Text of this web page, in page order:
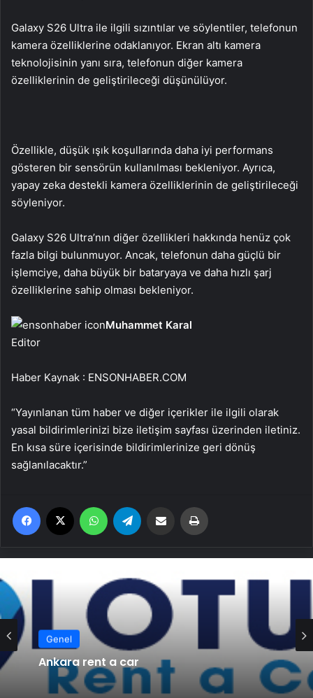
Galaxy S26 Ultra ile ilgili sızıntılar ve söylentiler, telefonun
kamera özelliklerine odaklanıyor. Ekran altı kamera
teknolojisinin yanı sıra, telefonun diğer kamera
özelliklerinin de geliştirileceği düşünülüyor.
Özellikle, düşük ışık koşullarında daha iyi performans
gösteren bir sensörün kullanılması bekleniyor. Ayrıca,
yapay zeka destekli kamera özelliklerinin de geliştirileceği
söyleniyor.
Galaxy S26 Ultra’nın diğer özellikleri hakkında henüz çok
fazla bilgi bulunmuyor. Ancak, telefonun daha güçlü bir
işlemciye, daha büyük bir bataryaya ve daha hızlı şarj
özelliklerine sahip olması bekleniyor.
Muhammet Karal
Editor
Haber Kaynak : ENSONHABER.COM
“Yayınlanan tüm haber ve diğer içerikler ile ilgili olarak
yasal bildirimlerinizi bize iletişim sayfası üzerinden iletiniz.
En kısa süre içerisinde bildirimlerinize geri dönüş
sağlanılacaktır.”
Facebook WhatsApp Email'den paylaş
Genel
Ankara rent a car